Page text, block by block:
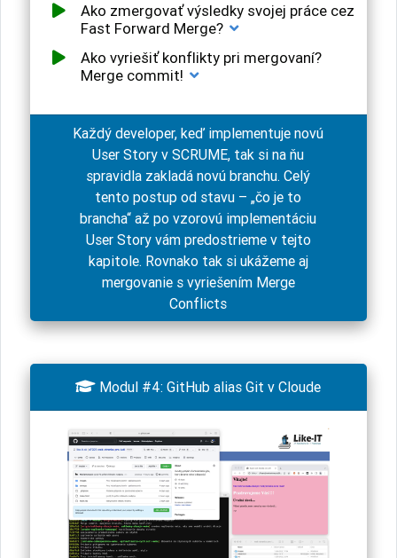
Ako zmergovať výsledky svojej práce cez
Fast Forward Merge?
Ako vyriešiť konflikty pri mergovaní?
Merge commit!
Každý developer, keď implementuje novú
User Story v SCRUME, tak si na ňu
spravidla zakladá novú branchu. Celý
tento postup od stavu – „čo je to
brancha“ až po vzorovú implementáciu
User Story vám predostrieme v tejto
kapitole. Rovnako tak si ukážeme aj
mergovanie s vyriešením Merge
Conflicts
 Modul #4: GitHub alias Git v Cloude